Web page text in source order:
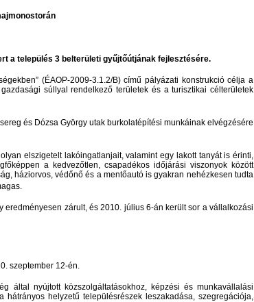
a település 3 belterületi gyűjtőútjának fejlesztésére.
(ÉAOP-2009-3.1.2/B) című pályázati konstrukció célja a
súllyal rendelkező területek és a turisztikai célterületek
és Dózsa György utak burkolatépítési munkáinak elvégzésére
elszigetelt lakóingatlanjait, valamint egy lakott tanyát is érinti,
a kedvezőtlen, csapadékos időjárási viszonyok között
háziorvos, védőnő és a mentőautó is gyakran nehézkesen tudta
zárult, és 2010. július 6-án került sor a vállalkozási
szeptember 12-én.
által nyújtott közszolgáltatásokhoz, képzési és munkavállalási
helyzetű településrészek leszakadása, szegregációja,